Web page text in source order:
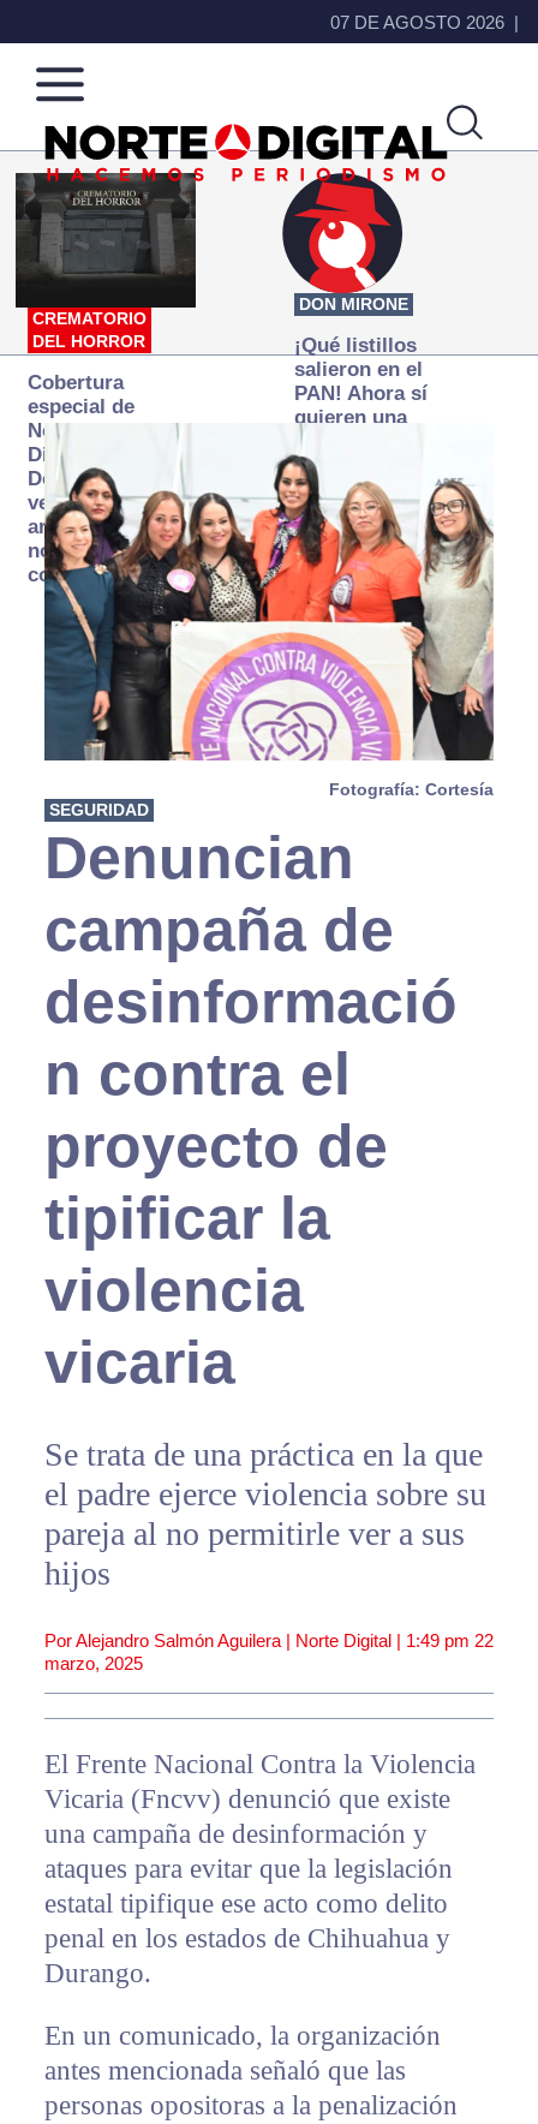
07 DE AGOSTO 2026
Norte
de
Ciudad
Más
que
noticias,
hacemos periodismo
CREMATORIO
DEL HORROR
Cobertura
especial de
Norte
Digital:
Donde la
verdad
arde… pero
no se
consume
DON MIRONE
¡Qué listillos
salieron en el
PAN! Ahora sí
quieren una
Fiscalía
autónoma… y
transexenal
Fotografía: Cortesía
SEGURIDAD
Denuncian
campaña de
desinformació
n contra el
proyecto de
tipificar la
violencia
vicaria
Se trata de una práctica en la que
el padre ejerce violencia sobre su
pareja al no permitirle ver a sus
hijos
Por Alejandro Salmón Aguilera | Norte Digital | 1:49 pm 22
marzo, 2025
El Frente Nacional Contra la Violencia
Vicaria (Fncvv) denunció que existe
una campaña de desinformación y
ataques para evitar que la legislación
estatal tipifique ese acto como delito
penal en los estados de Chihuahua y
Durango.
En un comunicado, la organización
antes mencionada señaló que las
personas opositoras a la penalización